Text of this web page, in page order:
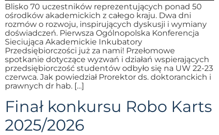
Blisko 70 uczestników reprezentujących ponad 50
ośrodków akademickich z całego kraju. Dwa dni
rozmów o rozwoju, inspirujących dyskusji i wymiany
doświadczeń. Pierwsza Ogólnopolska Konferencja
Sieciująca Akademickie Inkubatory
Przedsiębiorczości już za nami! Przełomowe
spotkanie dotyczące wyzwań i działań wspierających
przedsiębiorczość studentów odbyło się na UW 22-23
czerwca. Jak powiedział Prorektor ds. doktoranckich i
prawnych dr hab. […]
Finał konkursu Robo Karts
2025/2026